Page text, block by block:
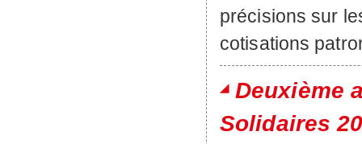
précisions sur
cotisations
Deuxième
Solidaires